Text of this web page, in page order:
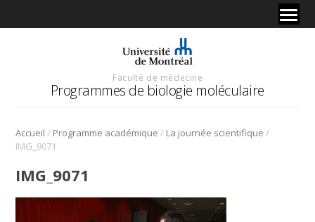
Faculté de médecine
Programmes de biologie moléculaire
Accueil / Programme académique / La journée scientifique /
IMG_9071
IMG_9071